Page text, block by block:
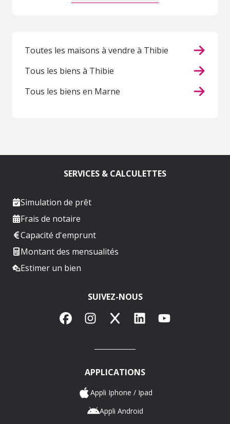
Toutes les maisons à vendre à Thibie
Tous les biens à Thibie
Tous les biens en Marne
SERVICES & CALCULETTES
Simulation de prêt
Frais de notaire
Capacité d'emprunt
Montant des mensualités
Estimer un bien
SUIVEZ-NOUS
FacebookInstagram
X LinkedInYouTube
APPLICATIONS
Appli Iphone / Ipad
Appli Android